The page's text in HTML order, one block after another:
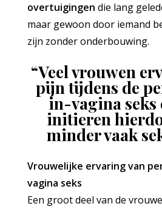
overtuigingen die lang
maar gewoon door iemand
zijn zonder onderbouwing.
“Veel vrouwen
pijn tijdens de
in-vagina seks
initieren
minder vaak
Vrouwelijke ervaring van
vagina seks
Een groot deel van de